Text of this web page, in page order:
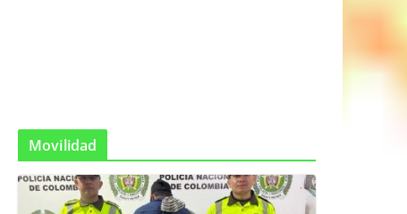
Movilidad